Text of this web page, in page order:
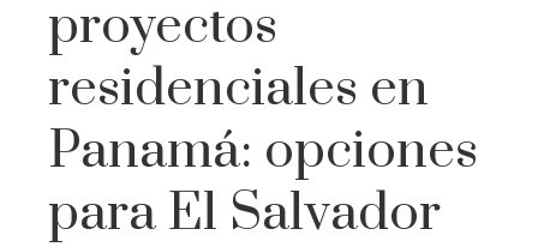
proyectos
residenciales en
Panamá: opciones
para El Salvador